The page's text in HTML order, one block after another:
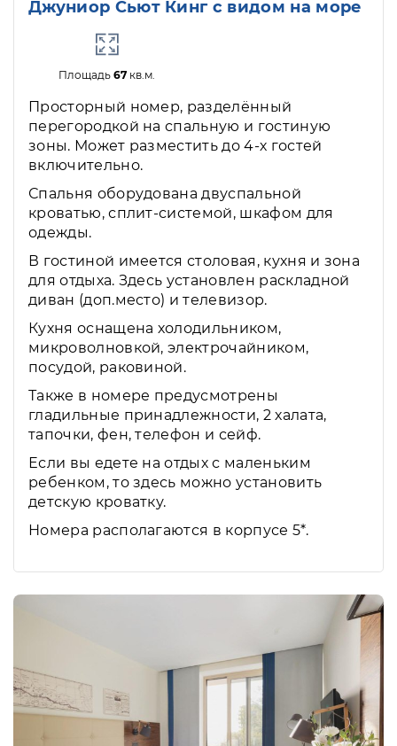
Джуниор Сьют Кинг с видом на море
Площадь67 кв.м.
Просторный номер, разделённый
перегородкой на спальную и гостиную
зоны. Может разместить до 4-х гостей
включительно.
Спальня оборудована двуспальной
кроватью, сплит-системой, шкафом для
одежды.
В гостиной имеется столовая, кухня и зона
для отдыха. Здесь установлен раскладной
диван (доп.место) и телевизор.
Кухня оснащена холодильником,
микроволновкой, электрочайником,
посудой, раковиной.
Также в номере предусмотрены
гладильные принадлежности, 2 халата,
тапочки, фен, телефон и сейф.
Если вы едете на отдых с маленьким
ребенком, то здесь можно установить
детскую кроватку.
Номера располагаются в корпусе 5*.